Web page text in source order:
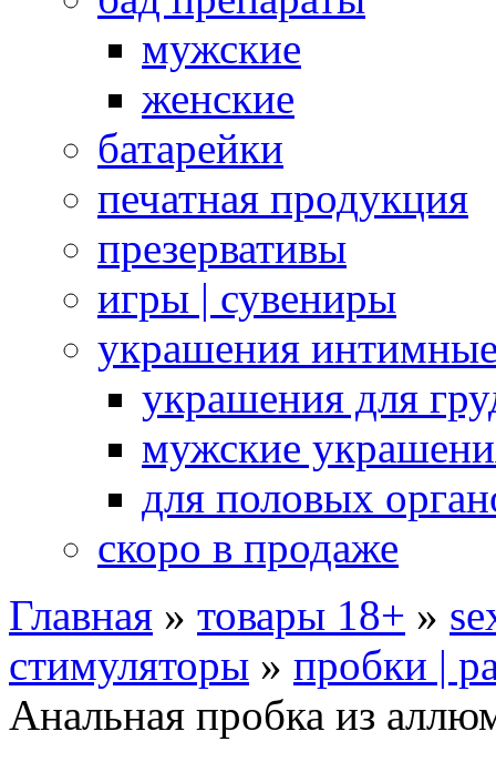
мужские
женские
батарейки
печатная продукция
презервативы
игры | сувениры
украшения
украшения для
мужские
для половых
скоро в продаже
Главная » товары 18+ »
стимуляторы » пробки |
Анальная пробка из